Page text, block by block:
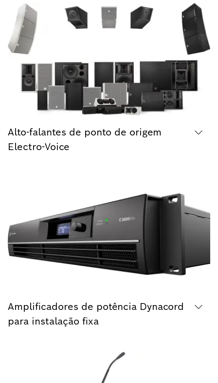
Alto-falantes de ponto de origem
Electro-Voice
Amplificadores de potência Dynacord
para instalação fixa